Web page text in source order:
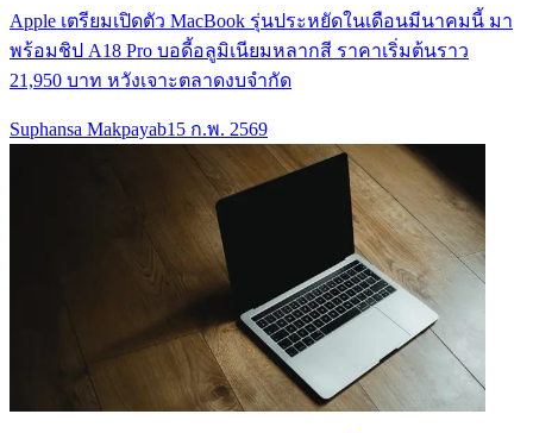
Apple เตรียมเปิดตัว MacBook รุ่นประหยัดในเดือนมีนาคมนี้ มา
พร้อมชิป A18 Pro บอดี้อลูมิเนียมหลากสี ราคาเริ่มต้นราว
21,950 บาท หวังเจาะตลาดงบจำกัด
Suphansa Makpayab15 ก.พ. 2569